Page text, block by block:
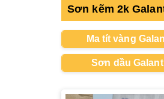
Sơn kẽm 2k
Ma tít vàng
Sơn dầu Galant